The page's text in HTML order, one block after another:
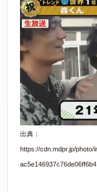
出典：
https://cdn.mdpr.jp/photo/